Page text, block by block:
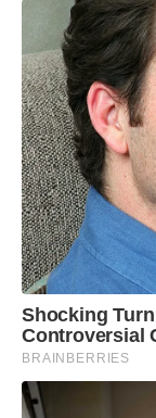
Shocking
Controversial
BRAINBERRIES